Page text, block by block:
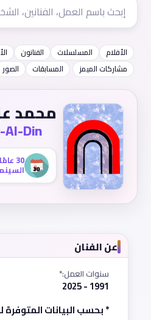
الأفلام المسلسلات الفنانون
مشاركات الميمز
المسابقات الصور
محمد
Al-Din
30
عن الفنان
سنوات العمل:*
1991 - 2025
* بحسب البيانات المتوفرة